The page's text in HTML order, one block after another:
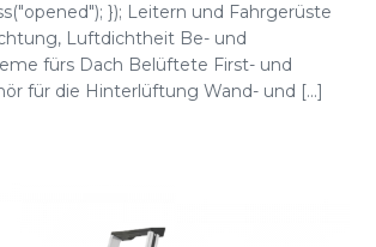
}); Leitern und Fahrgerüste
Luftdichtheit Be- und
fürs Dach Belüftete First- und
für die Hinterlüftung Wand- und [...]